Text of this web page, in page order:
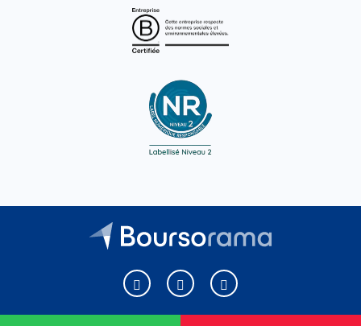
Boursorama sur Facebook
Boursorama sur XBoursorama sur